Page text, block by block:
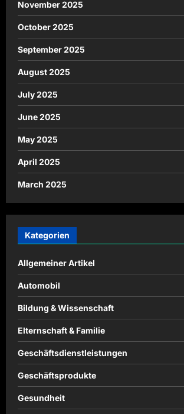
November 2025
October 2025
September 2025
August 2025
July 2025
June 2025
May 2025
April 2025
March 2025
Kategorien
Allgemeiner Artikel
Automobil
Bildung & Wissenschaft
Elternschaft & Familie
Geschäftsdienstleistungen
Geschäftsprodukte
Gesundheit